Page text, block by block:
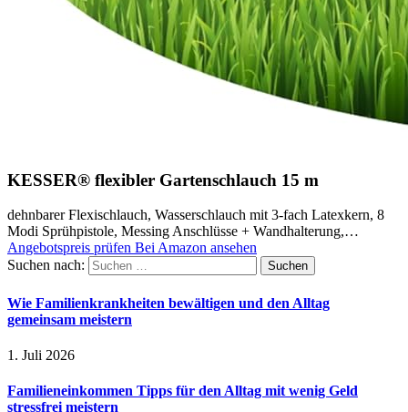
KESSER® flexibler Gartenschlauch 15 m
dehnbarer Flexischlauch, Wasserschlauch mit 3-fach Latexkern, 8
Modi Sprühpistole, Messing Anschlüsse + Wandhalterung,…
Angebotspreis prüfen Bei Amazon ansehen
Suchen nach:
Wie Familienkrankheiten bewältigen und den Alltag
gemeinsam meistern
1. Juli 2026
Familieneinkommen Tipps für den Alltag mit wenig Geld
stressfrei meistern